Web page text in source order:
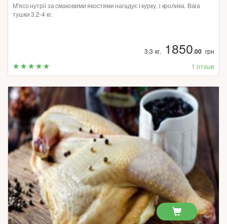
М'ясо нутрії за смаковими якостями нагадує і курку, і кролика. Вага
тушки 3,2-4 кг.
3,3 кг. 1850.00 грн
1 отзыв